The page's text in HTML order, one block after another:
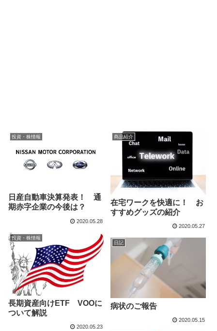
投資・株情報
日産自動車決算発表！ 通
期赤字企業の今後は？
2020.05.28
商品紹介
在宅ワークを快適に！ お
すすめグッズの紹介
2020.05.27
投資・株情報
長期資産向けETF VOOに
ついて解説
2020.05.23
日記
病状のご報告
2020.05.15